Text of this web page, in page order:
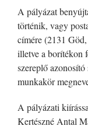
A pályázat
történik, vagy
címére (2131
illetve a borítékon
szereplő
munkakör
A pályázati
Kertészné Antal